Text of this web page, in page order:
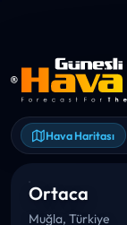
Hava Haritası
Ortaca
Muğla, Türkiye